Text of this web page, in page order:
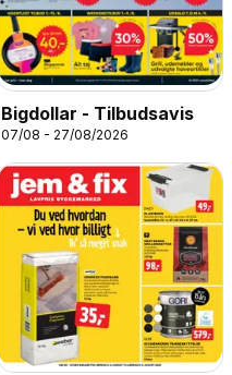
Bigdollar - Tilbudsavis
07/08 - 27/08/2026